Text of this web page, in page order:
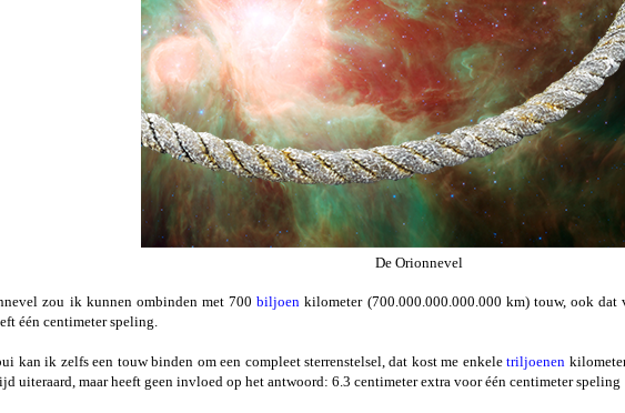
De Orionnevel
zou ik kunnen ombinden met 700biljoen kilometer (700.000.000.000.000 km) touw, ook dat
één centimeter speling.
kan ik zelfs een touw binden om een compleet sterrenstelsel, dat kost me enkeletriljoenen
uiteraard, maar heeft geen invloed op het antwoord: 6.3 centimeter extra voor één centimeter speling